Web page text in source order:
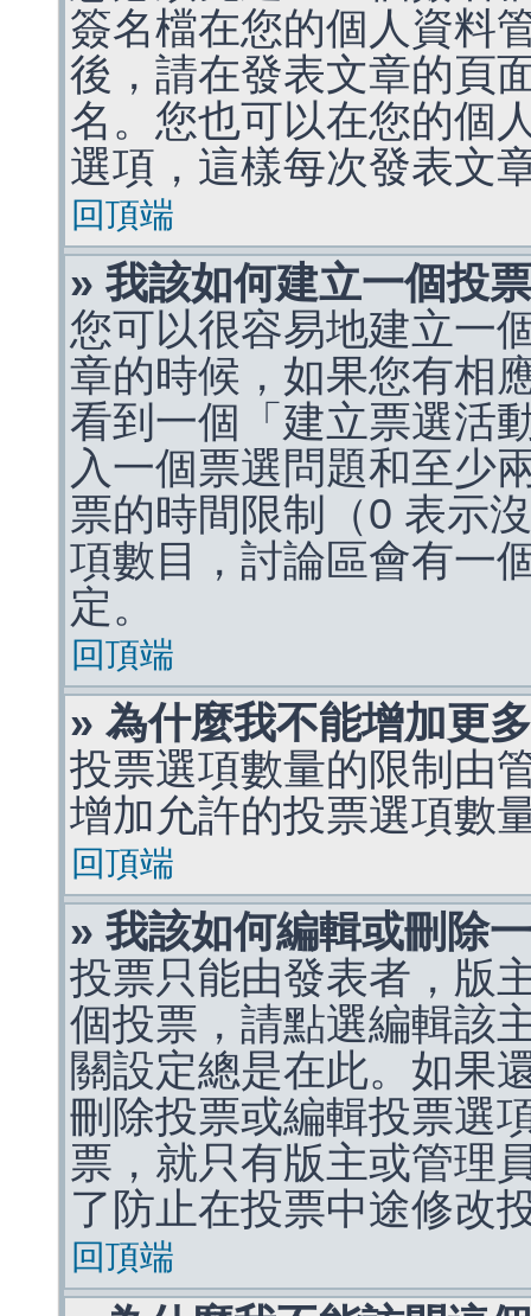
簽名檔在您的個人資料
後，請在發表文章的頁
名。您也可以在您的個
選項，這樣每次發表文
回頂端
» 我該如何建立一個投
您可以很容易地建立一
章的時候，如果您有相
看到一個「建立票選活
入一個票選問題和至少
票的時間限制（0 表示
項數目，討論區會有一
定。
回頂端
» 為什麼我不能增加更
投票選項數量的限制由
增加允許的投票選項數
回頂端
» 我該如何編輯或刪除
投票只能由發表者，版
個投票，請點選編輯該
關設定總是在此。如果
刪除投票或編輯投票選
票，就只有版主或管理
了防止在投票中途修改
回頂端